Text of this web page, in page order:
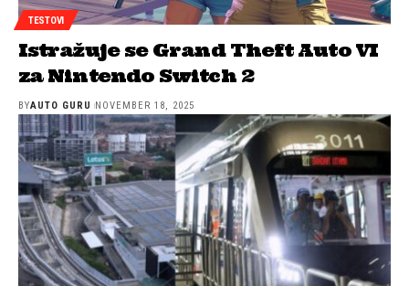
TESTOVI
Istražuje se Grand Theft Auto VI
za Nintendo Switch 2
BYAUTO GURU NOVEMBER 18, 2025